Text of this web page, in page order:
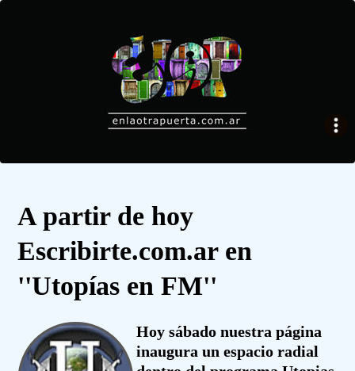
A partir de hoy
Escribirte.com.ar en
''Utopías en FM''
Hoy sábado nuestra página
inaugura un espacio radial